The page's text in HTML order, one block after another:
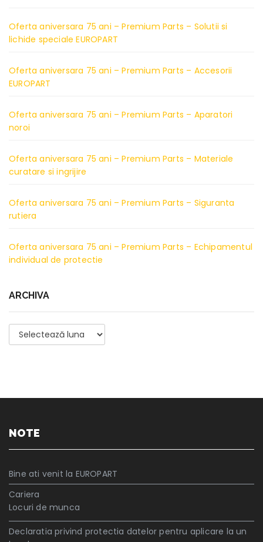
Oferta aniversara 75 ani – Premium Parts – Solutii si
lichide speciale EUROPART
Oferta aniversara 75 ani – Premium Parts – Accesorii
EUROPART
Oferta aniversara 75 ani – Premium Parts – Aparatori
noroi
Oferta aniversara 75 ani – Premium Parts – Materiale
curatare si ingrijire
Oferta aniversara 75 ani – Premium Parts – Siguranta
rutiera
Oferta aniversara 75 ani – Premium Parts – Echipamentul
individual de protectie
ARCHIVA
Archiva
NOTE
Bine ati venit la EUROPART
Cariera
Locuri de munca
Declaratia privind protectia datelor pentru aplicare la un